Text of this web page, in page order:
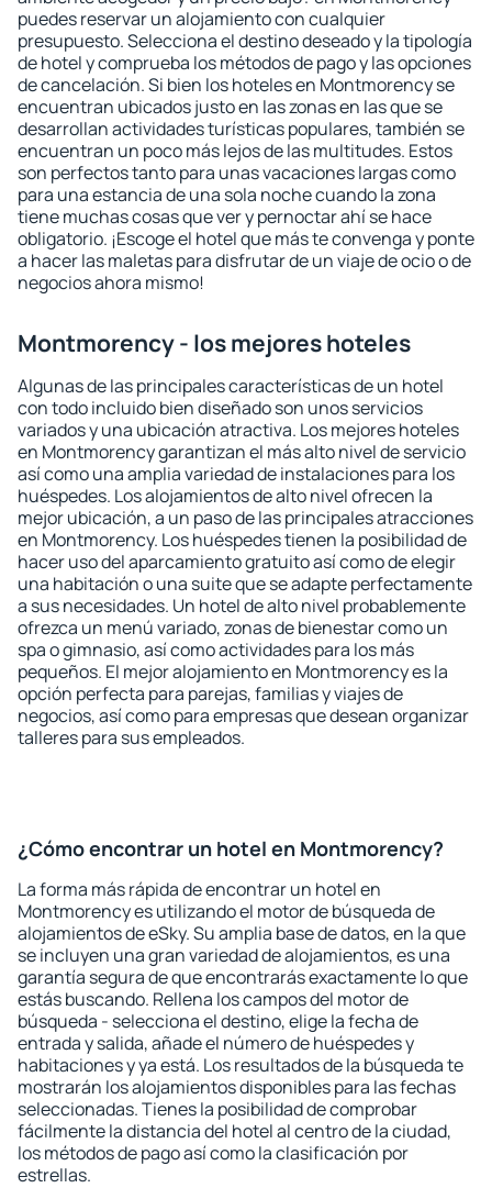
puedes reservar un alojamiento con cualquier
presupuesto. Selecciona el destino deseado y la tipología
de hotel y comprueba los métodos de pago y las opciones
de cancelación. Si bien los hoteles en Montmorency se
encuentran ubicados justo en las zonas en las que se
desarrollan actividades turísticas populares, también se
encuentran un poco más lejos de las multitudes. Estos
son perfectos tanto para unas vacaciones largas como
para una estancia de una sola noche cuando la zona
tiene muchas cosas que ver y pernoctar ahí se hace
obligatorio. ¡Escoge el hotel que más te convenga y ponte
a hacer las maletas para disfrutar de un viaje de ocio o de
negocios ahora mismo!
Montmorency - los mejores hoteles
Algunas de las principales características de un hotel
con todo incluido bien diseñado son unos servicios
variados y una ubicación atractiva. Los mejores hoteles
en Montmorency garantizan el más alto nivel de servicio
así como una amplia variedad de instalaciones para los
huéspedes. Los alojamientos de alto nivel ofrecen la
mejor ubicación, a un paso de las principales atracciones
en Montmorency. Los huéspedes tienen la posibilidad de
hacer uso del aparcamiento gratuito así como de elegir
una habitación o una suite que se adapte perfectamente
a sus necesidades. Un hotel de alto nivel probablemente
ofrezca un menú variado, zonas de bienestar como un
spa o gimnasio, así como actividades para los más
pequeños. El mejor alojamiento en Montmorency es la
opción perfecta para parejas, familias y viajes de
negocios, así como para empresas que desean organizar
talleres para sus empleados.
¿Cómo encontrar un hotel en Montmorency?
La forma más rápida de encontrar un hotel en
Montmorency es utilizando el motor de búsqueda de
alojamientos de eSky. Su amplia base de datos, en la que
se incluyen una gran variedad de alojamientos, es una
garantía segura de que encontrarás exactamente lo que
estás buscando. Rellena los campos del motor de
búsqueda - selecciona el destino, elige la fecha de
entrada y salida, añade el número de huéspedes y
habitaciones y ya está. Los resultados de la búsqueda te
mostrarán los alojamientos disponibles para las fechas
seleccionadas. Tienes la posibilidad de comprobar
fácilmente la distancia del hotel al centro de la ciudad,
los métodos de pago así como la clasificación por
estrellas.